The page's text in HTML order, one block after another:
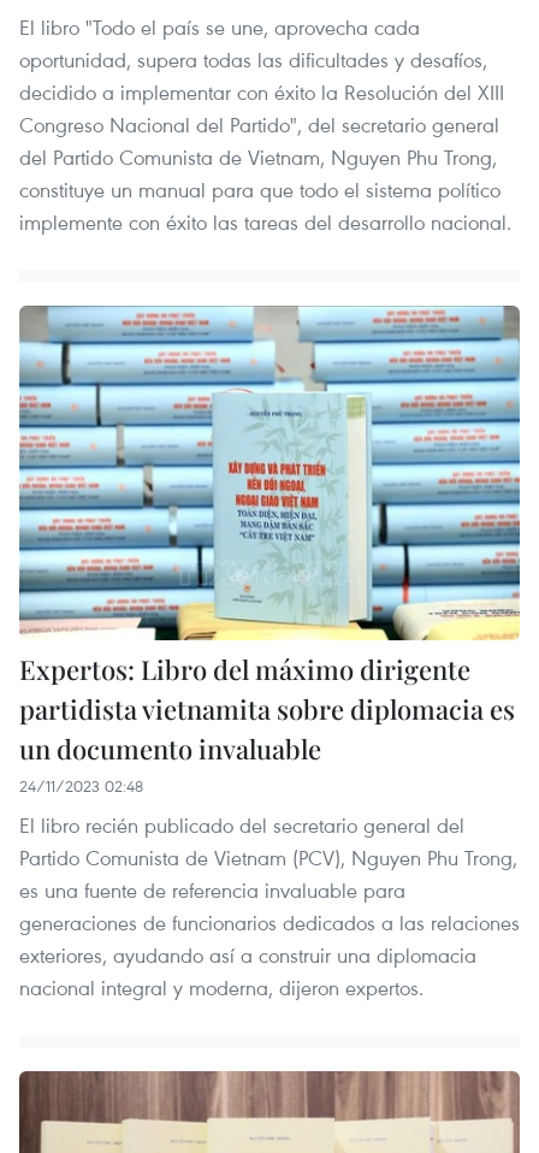
El libro "Todo el país se une, aprovecha cada
oportunidad, supera todas las dificultades y desafíos,
decidido a implementar con éxito la Resolución del XIII
Congreso Nacional del Partido", del secretario general
del Partido Comunista de Vietnam, Nguyen Phu Trong,
constituye un manual para que todo el sistema político
implemente con éxito las tareas del desarrollo nacional.
Expertos: Libro del máximo dirigente
partidista vietnamita sobre diplomacia es
un documento invaluable
24/11/2023 02:48
El libro recién publicado del secretario general del
Partido Comunista de Vietnam (PCV), Nguyen Phu Trong,
es una fuente de referencia invaluable para
generaciones de funcionarios dedicados a las relaciones
exteriores, ayudando así a construir una diplomacia
nacional integral y moderna, dijeron expertos.